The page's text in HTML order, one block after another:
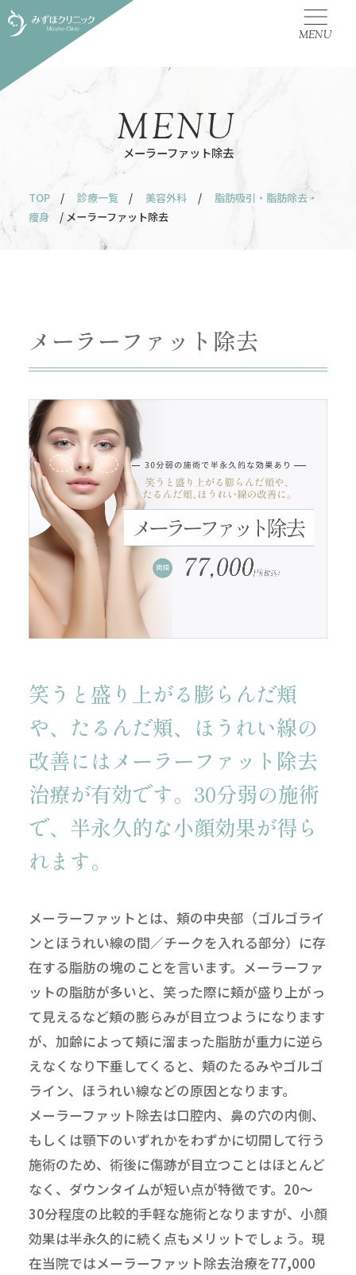
MENU
メーラーファット除去
MENU
TOP / 診療一覧 / 美容外科 /
脂肪吸引・脂肪除去・
痩身
/ メーラーファット除去
メーラーファット除去
笑うと盛り上がる膨らんだ頬
や、たるんだ頬、 ほうれい線の
改善にはメーラーファット除去
治療が有効です。 30分弱の施術
で、半永久的な小顔効果が得ら
れます。
メーラーファットとは、頬の中央部（ゴルゴライ
ンとほうれい線の間／チークを入れる部分）に存
在する脂肪の塊のことを言います。メーラーファ
ットの脂肪が多いと、笑った際に頬が盛り上がっ
て見えるなど頬の膨らみが目立つようになります
が、加齢によって頬に溜まった脂肪が重力に逆ら
えなくなり下垂してくると、頬のたるみやゴルゴ
ライン、ほうれい線などの原因となります。
メーラーファット除去は口腔内、鼻の穴の内側、
もしくは顎下のいずれかをわずかに切開して行う
施術のため、術後に傷跡が目立つことはほとんど
なく、ダウンタイムが短い点が特徴です。20～
30分程度の比較的手軽な施術となりますが、小顔
効果は半永久的に続く点もメリットでしょう。現
在当院ではメーラーファット除去治療を77,000